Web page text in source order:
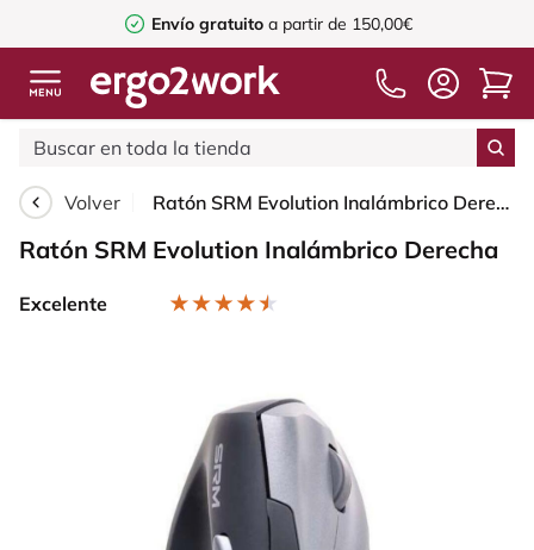
Envío gratuito a partir de 150,00€
Volver Ratón SRM Evolution Inalámbrico Derecha
Ratón SRM Evolution Inalámbrico Derecha
Excelente